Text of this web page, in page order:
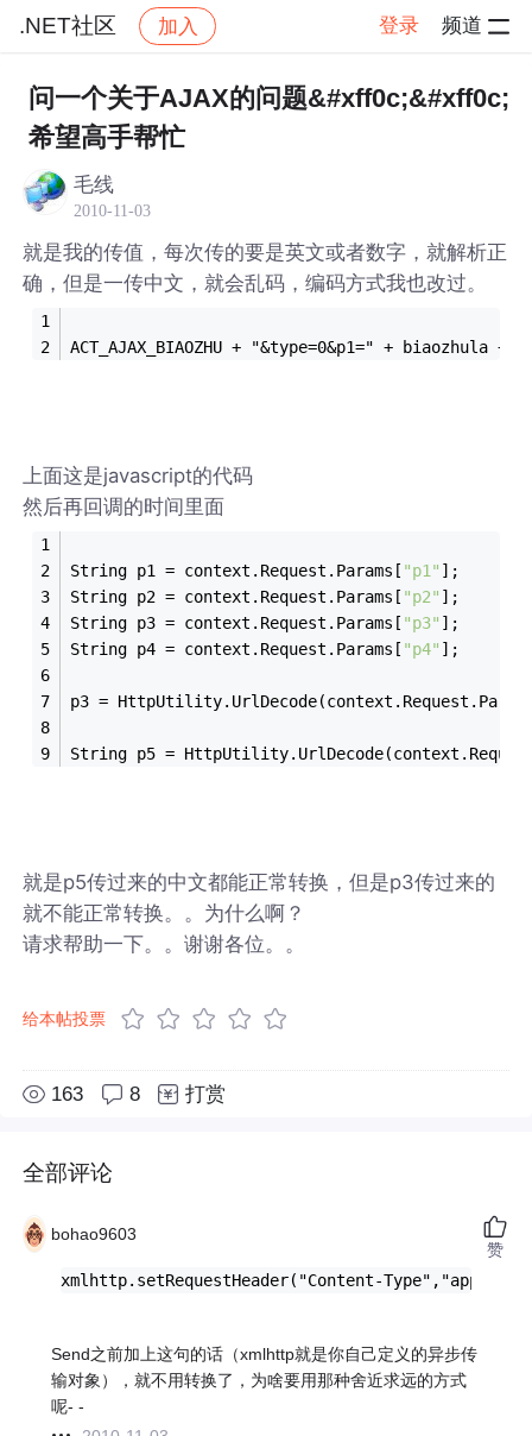
.NET社区 加入 登录 频道
社区 .NET社区 帖子详情
问一个关于AJAX的问题&#xff0c;&#xff0c;
希望高手帮忙
毛线
2010-11-03
就是我的传值，每次传的要是英文或者数字，就解析正
确，但是一传中文，就会乱码，编码方式我也改过。
ACT_AJAX_BIAOZHU + "&type=0&p1=" +
上面这是javascript的代码
然后再回调的时间里面
String p1 = context.Request.Params[ "p1" ];
String p2 = context.Request.Params[ "p2" ];
String p3 = context.Request.Params[ "p3" ];
String p4 = context.Request.Params[ "p4" ];
p3 =
String p5 =
就是p5传过来的中文都能正常转换，但是p3传过来的
就不能正常转换。。为什么啊？
请求帮助一下。。谢谢各位。。
给本帖投票
163 8 打赏
全部评论
bohao9603
xmlhttp.setRequestHeader("Content-
Send之前加上这句的话（xmlhttp就是你自己定义的异步传
输对象），就不用转换了，为啥要用那种舍近求远的方式
呢- -
赞